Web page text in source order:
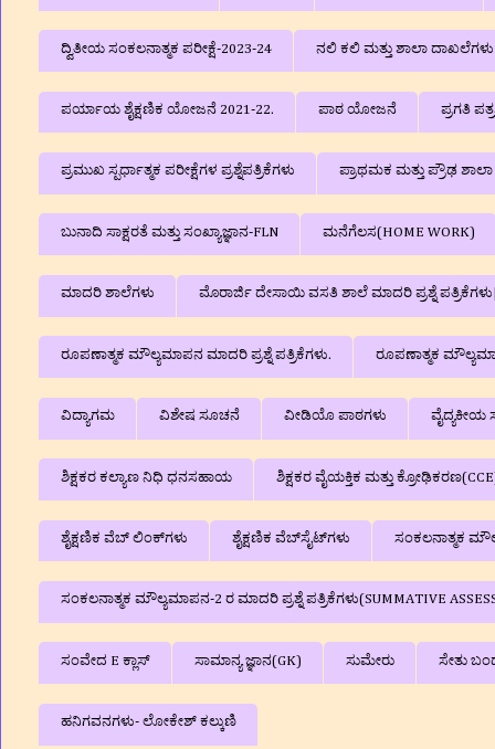
ದ್ವಿತೀಯ ಸಂಕಲನಾತ್ಮಕ ಪರೀಕ್ಷೆ-2023-24 ನಲಿ ಕಲಿ ಮತ್ತು ಶಾಲಾ ದಾಖಲೆಗಳು
ಪರ್ಯಾಯ ಶೈಕ್ಷಣಿಕ ಯೋಜನೆ 2021-22. ಪಾಠ ಯೋಜನೆ ಪ್ರಗತಿ
ಪ್ರಮುಖ ಸ್ಪರ್ಧಾತ್ಮಕ ಪರೀಕ್ಷೆಗಳ ಪ್ರಶ್ನೆಪತ್ರಿಕೆಗಳು ಪ್ರಾಥಮಕ ಮತ್ತು ಪ್ರೌಢ ಶಾಲಾ
ಬುನಾದಿ ಸಾಕ್ಷರತೆ ಮತ್ತು ಸಂಖ್ಯಾಜ್ಞಾನ-FLN ಮನೆಗೆಲಸ(HOME WORK)
ಮಾದರಿ ಶಾಲೆಗಳು ಮೊರಾರ್ಜಿ ದೇಸಾಯಿ ವಸತಿ ಶಾಲೆ ಮಾದರಿ ಪ್ರಶ್ನೆ
ರೂಪಣಾತ್ಮಕ ಮೌಲ್ಯಮಾಪನ ಮಾದರಿ ಪ್ರಶ್ನೆ ಪತ್ರಿಕೆಗಳು. ರೂಪಣಾತ್ಮಕ
ವಿದ್ಯಾಗಮ ವಿಶೇಷ ಸೂಚನೆ ವೀಡಿಯೊ ಪಾಠಗಳು ವೈದ್ಯಕೀಯ
ಶಿಕ್ಷಕರ ಕಲ್ಯಾಣ ನಿಧಿ ಧನಸಹಾಯ ಶಿಕ್ಷಕರ ವೈಯಕ್ತಿಕ ಮತ್ತು
ಶೈಕ್ಷಣಿಕ ವೆಬ್‌ ಲಿಂಕ್‌ಗಳು ಶೈಕ್ಷಣಿಕ ವೆಬ್‌ಸೈಟ್‌ಗಳು ಸಂಕಲನಾತ್ಮಕ
ಸಂಕಲನಾತ್ಮಕ ಮೌಲ್ಯಮಾಪನ-2 ರ ಮಾದರಿ ಪ್ರಶ್ನೆ ಪತ್ರಿಕೆಗಳು(SUMMATIVE
ಸಂವೇದ E ಕ್ಲಾಸ್ ಸಾಮಾನ್ಯ ಜ್ಞಾನ(GK) ಸುಮೇರು ಸೇತು
ಹನಿಗವನಗಳು- ಲೋಕೇಶ್ ಕಲ್ಕುಣಿ